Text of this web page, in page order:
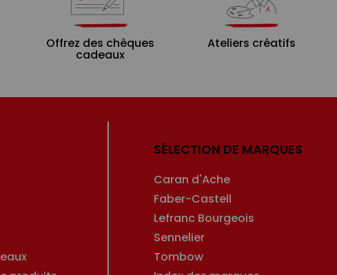
Offrez des chèques
cadeaux
Ateliers créatifs
SÉLECTION DE MARQUES
Caran d'Ache
Faber-Castell
Lefranc Bourgeois
Sennelier
Tombow